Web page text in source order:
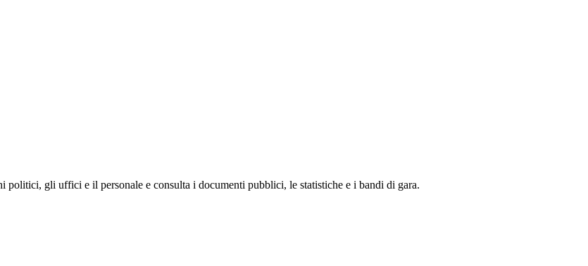
gli uffici e il personale e consulta i documenti pubblici, le statistiche e i bandi di gara.